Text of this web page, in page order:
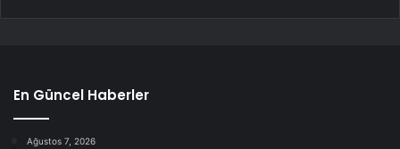
En Güncel Haberler
Ağustos 7, 2026